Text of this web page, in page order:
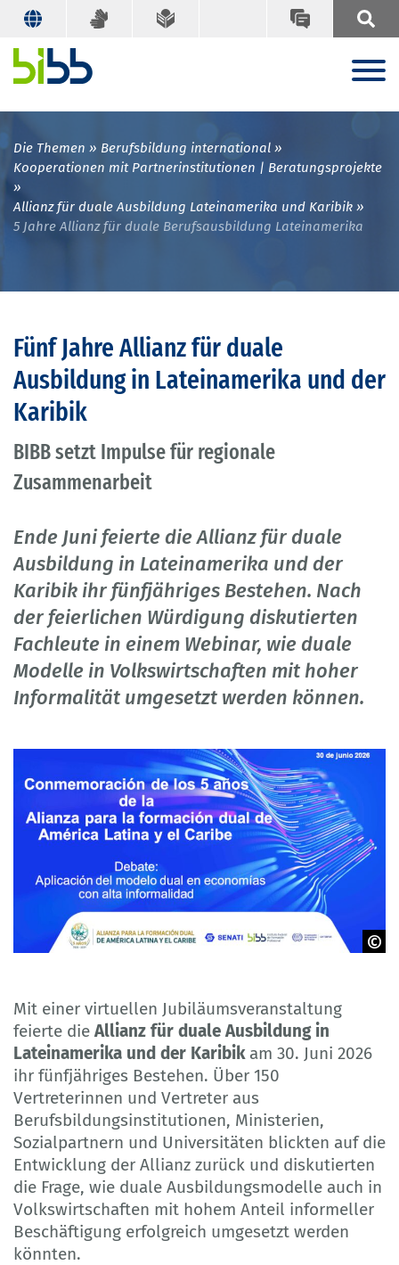
Die Themen
Berufsbildung international
Kooperationen mit Partnerinstitutionen | Beratungsprojekte
Allianz für duale Ausbildung Lateinamerika und Karibik
5 Jahre Allianz für duale Berufsausbildung Lateinamerika
Fünf Jahre Allianz für duale
Ausbildung in Lateinamerika und der
Karibik
BIBB setzt Impulse für regionale
Zusammenarbeit
Ende Juni feierte die Allianz für duale
Ausbildung in Lateinamerika und der
Karibik ihr fünfjähriges Bestehen. Nach
der feierlichen Würdigung diskutierten
Fachleute in einem Webinar, wie duale
Modelle in Volkswirtschaften mit hoher
Informalität umgesetzt werden können.
Mit einer virtuellen Jubiläumsveranstaltung
feierte die Allianz für duale Ausbildung in
Lateinamerika und der Karibik am 30. Juni 2026
ihr fünfjähriges Bestehen. Über 150
Vertreterinnen und Vertreter aus
Berufsbildungsinstitutionen, Ministerien,
Sozialpartnern und Universitäten blickten auf die
Entwicklung der Allianz zurück und diskutierten
die Frage, wie duale Ausbildungsmodelle auch in
Volkswirtschaften mit hohem Anteil informeller
Beschäftigung erfolgreich umgesetzt werden
könnten.